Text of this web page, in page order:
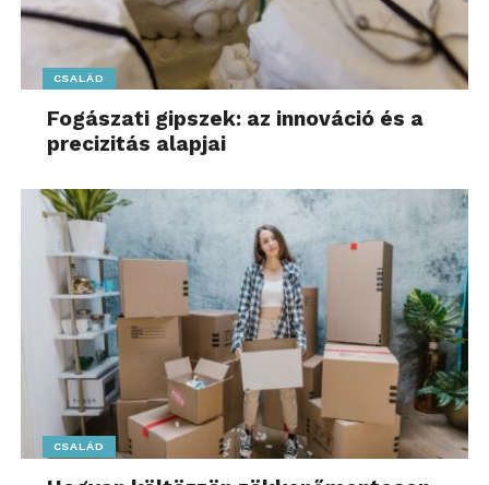
CSALÁD
Fogászati gipszek: az innováció és a
precizitás alapjai
CSALÁD